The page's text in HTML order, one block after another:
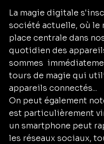
La magie digitale
société actuelle, où le
place centrale dans
quotidien des
sommes
tours de magie qui
appareils connectés...
On peut également
est particulièrement
un smartphone peut
les réseaux sociaux,